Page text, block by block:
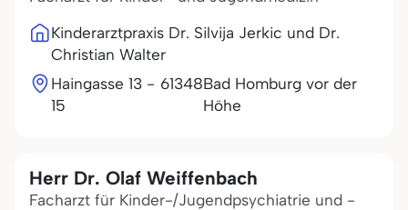
Kinderarztpraxis Dr. Silvija Jerkic und Dr.
Christian Walter
Haingasse 13 -
15
61348Bad Homburg vor der
Höhe
Herr Dr. Olaf Weiffenbach
Facharzt für Kinder-/Jugendpsychiatrie und -